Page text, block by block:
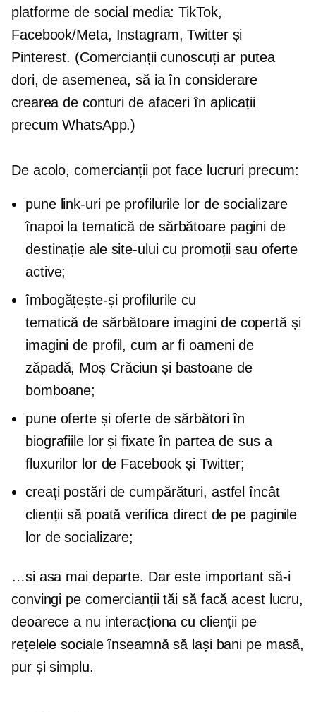
platforme de social media: TikTok,
Facebook/Meta, Instagram, Twitter și
Pinterest. (Comercianții cunoscuți ar putea
dori, de asemenea, să ia în considerare
crearea de conturi de afaceri în aplicații
precum WhatsApp.)
De acolo, comercianții pot face lucruri precum:
pune link-uri pe profilurile lor de socializare
înapoi latematică de sărbătoarepagini de
destinație ale site-ului cu promoții sau oferte
active;
îmbogățește-și profilurile cu
tematică de sărbătoareimagini de copertă și
imagini de profil, cum ar fi oameni de
zăpadă, Moș Crăciun și bastoane de
bomboane;
pune oferte și oferte de sărbători în
biografiile lor și fixate în partea de sus a
fluxurilor lor de Facebook și Twitter;
creați postări de cumpărături, astfel încât
clienții să poată verifica direct de pe paginile
lor de socializare;
…si asa mai departe. Dar este important să-i
convingi pe comercianții tăi să facă acest lucru,
deoarece a nu interacționa cu clienții pe
rețelele sociale înseamnă să lași bani pe masă,
pur și simplu.